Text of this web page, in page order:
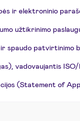
ir elektroninio
užtikrinimo
spaudo patvirtinimo
vadovaujantis
(Statement of